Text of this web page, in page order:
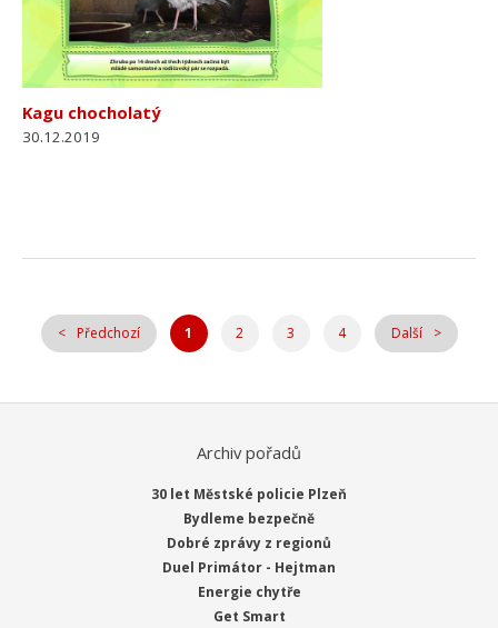
Kagu chocholatý
30.12.2019
Předchozí 1 2 3 4 Další
Archiv pořadů
30 let Městské policie Plzeň
Bydleme bezpečně
Dobré zprávy z regionů
Duel Primátor - Hejtman
Energie chytře
Get Smart